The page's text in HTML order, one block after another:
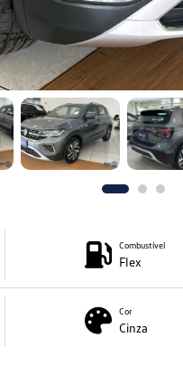
Combustível
Flex
Cor
Cinza